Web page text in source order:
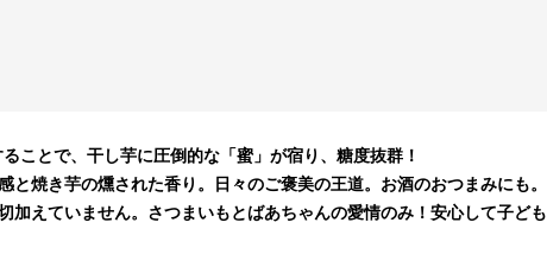
ことで、干し芋に圧倒的な「蜜」が宿り、糖度抜群！
と焼き芋の燻された香り。日々のご褒美の王道。お酒のおつまみにも。
加えていません。さつまいもとばあちゃんの愛情のみ！安心して子ども